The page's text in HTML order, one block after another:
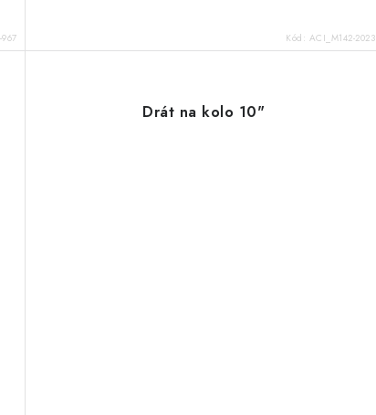
Kód: ACI_M142-2023
Drát na kolo 10"